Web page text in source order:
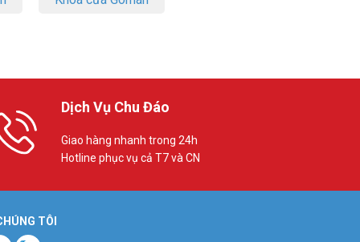
Dịch Vụ Chu Đáo
Giao hàng nhanh trong 24h
Hotline phục vụ cả T7 và CN
TÔI